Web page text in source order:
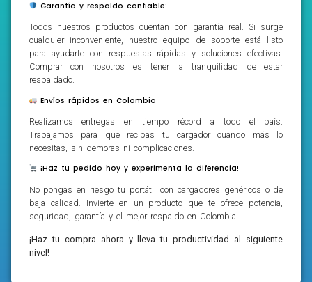
Garantía y respaldo confiable:
Todos nuestros productos cuentan con garantía real. Si surge
cualquier inconveniente, nuestro equipo de soporte está listo
para ayudarte con respuestas rápidas y soluciones efectivas.
Comprar con nosotros es tener la tranquilidad de estar
respaldado.
Envíos rápidos en Colombia
Realizamos entregas en tiempo récord a todo el país.
Trabajamos para que recibas tu cargador cuando más lo
necesitas, sin demoras ni complicaciones.
¡Haz tu pedido hoy y experimenta la diferencia!
No pongas en riesgo tu portátil con cargadores genéricos o de
baja calidad. Invierte en un producto que te ofrece potencia,
seguridad, garantía y el mejor respaldo en Colombia.
¡Haz tu compra ahora y lleva tu productividad al siguiente
nivel!